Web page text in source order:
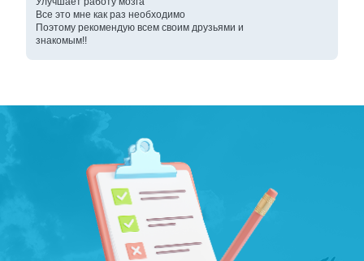
Все это мне как раз необходимо
Поэтому рекомендую всем своим друзьями и
знакомым!!